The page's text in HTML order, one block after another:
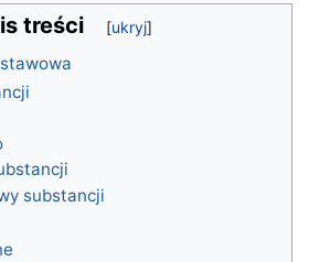
treści
substancji